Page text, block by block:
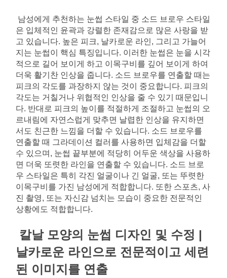
남성에게 추천하는 눈썹 스타일 중 소드 브로우 스타일
은 입체적인 윤곽과 강렬한 존재감으로 많은 사랑을 받
고 있습니다. 높은 피크, 날카로운 라인, 그리고 가늘어
지는 눈썹이 핵심 특징입니다. 이러한 눈썹은 눈을 시각
적으로 길어 보이게 하고 이목구비를 깊어 보이게 하여
더욱 활기찬 인상을 줍니다. 소드 브로우를 연출할 때는
피크의 각도를 과장하지 않는 것이 중요합니다. 피크의
각도는 거칠거나 위협적인 인상을 줄 수 있기 때문입니
다. 반대로 피크의 높이를 적절하게 조절하고 눈썹의 오
르내림에 자연스럽게 맞추면 날렵한 인상을 유지하면
서도 친근한 느낌을 더할 수 있습니다. 소드 브로우를
연출할 때 그라데이션 컬러를 사용하면 입체감을 더할
수 있으며, 눈썹 끝부분에 적당히 어두운 색상을 사용하
면 더욱 또렷한 라인을 연출할 수 있습니다. 소드 브로
우 스타일은 특히 각진 얼굴이나 긴 얼굴, 또는 뚜렷한
이목구비를 가진 남성에게 적합합니다. 또한 스포츠, 사
진 촬영, 또는 자신감 넘치는 모습이 중요한 전문적인
상황에도 적합합니다.
칼날 모양의 눈썹 디자인 및 수정 |
날카로운 라인으로 전문적이고 세련
된 이미지를 연출